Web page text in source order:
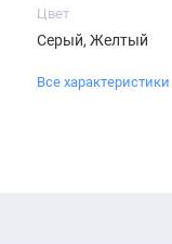
Цвет
Серый, Желтый
Все характеристики